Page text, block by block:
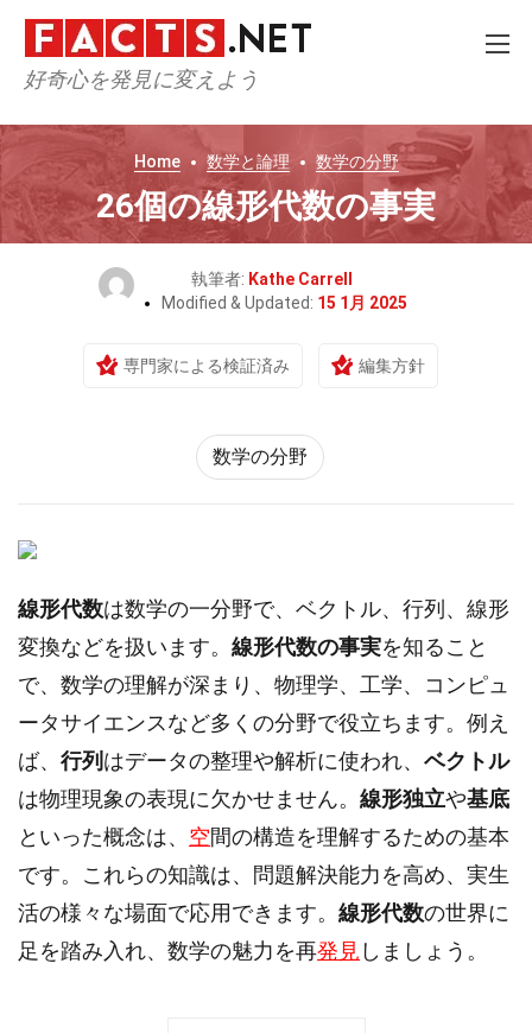
好奇心を発見に変えよう
Home 数学と論理 数学の分野
26個の線形代数の事実
執筆者: Kathe Carrell
Modified & Updated: 15 1月 2025
専門家による検証済み 編集方針
数学の分野
線形代数は数学の一分野で、ベクトル、行列、線形
変換などを扱います。 線形代数の事実を知ること
で、数学の理解が深まり、物理学、工学、コンピュ
ータサイエンスなど多くの分野で役立ちます。例え
ば、 行列 はデータの整理や解析に使われ、 ベクトル
は物理現象の表現に欠かせません。 線形独立や基底
といった概念は、 空間の構造を理解するための基本
です。これらの知識は、問題解決能力を高め、実生
活の様々な場面で応用できます。 線形代数の世界に
足を踏み入れ、数学の魅力を再発見 しましょう。